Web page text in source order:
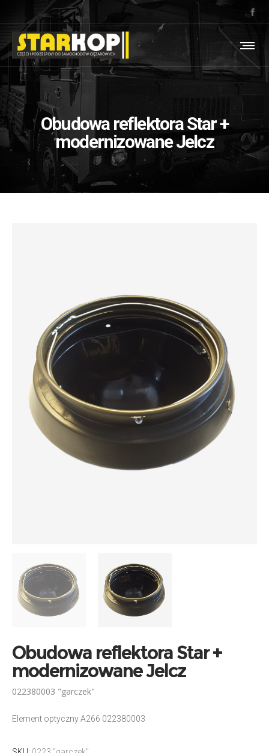
Obudowa reflektora Star +
modernizowane Jelcz
Obudowa reflektora Star +
modernizowane Jelcz
022380003 "garczek"
Element optyczny A266 022380003